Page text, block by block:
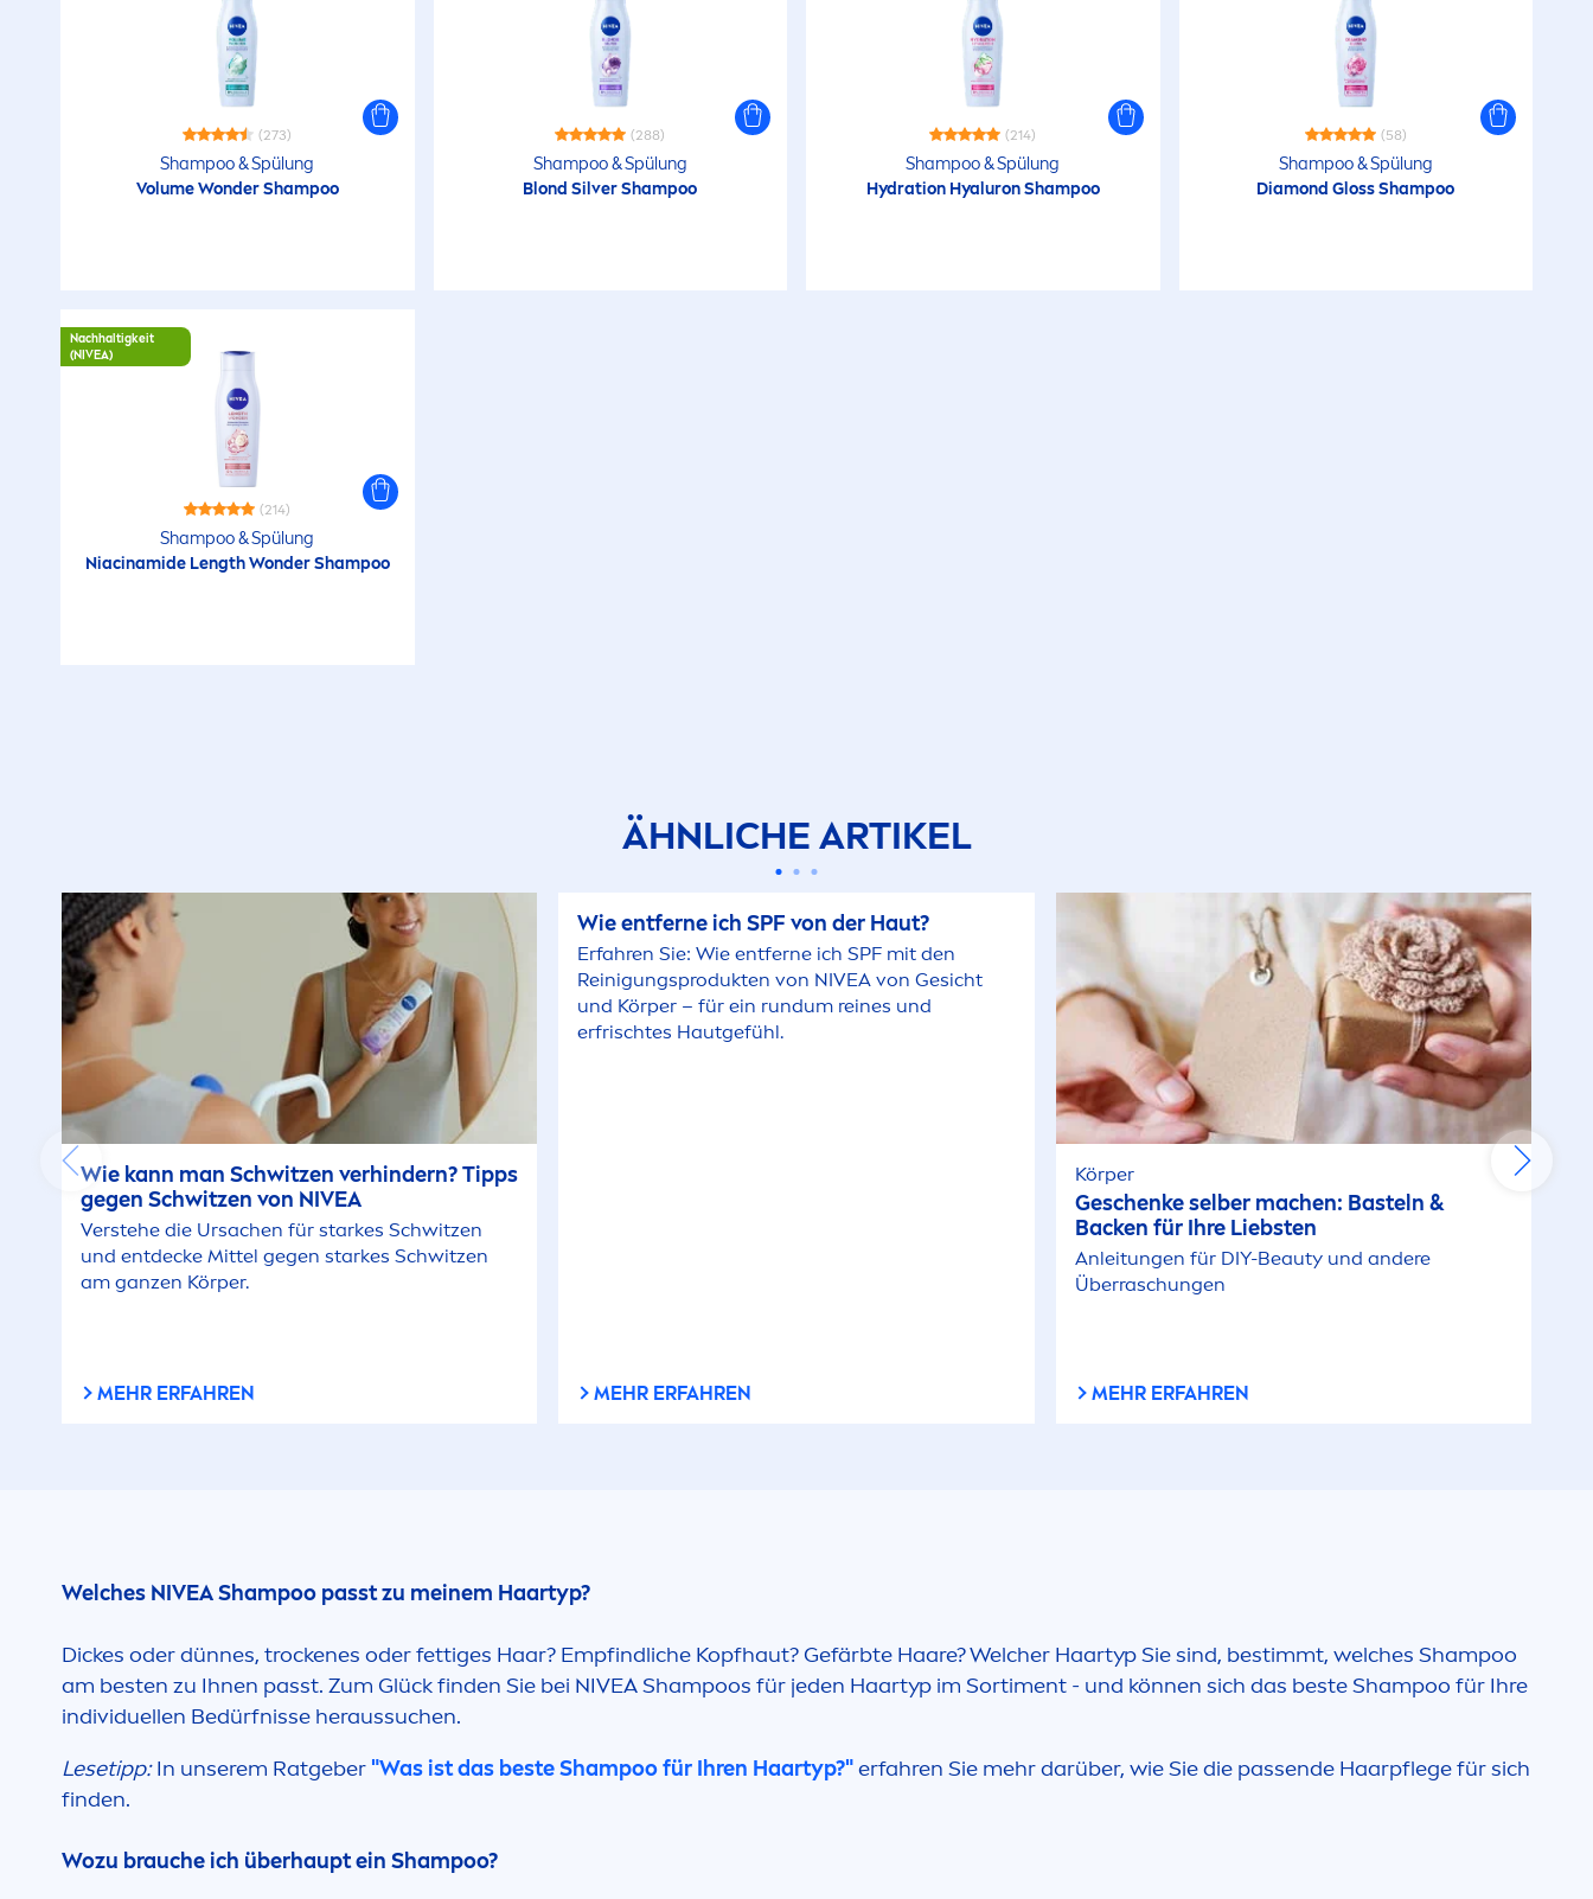
(273)
Shampoo & Spülung
Volume Wonder Shampoo
(288)
Shampoo & Spülung
Blond Silver Shampoo
(214)
Shampoo & Spülung
Hydration HyaluronShampoo
(58)
Shampoo & Spülung
Diamond Gloss Shampoo
Nachhaltigkeit
(NIVEA)
(214)
Shampoo & Spülung
Niacinamide Length Wonder Shampoo
ÄHNLICHE ARTIKEL
Wie kann man Schwitzen verhindern? Tipps
gegen Schwitzen von NIVEA
Verstehe die Ursachen für starkes Schwitzen
und entdecke Mittel gegen starkes Schwitzen
am ganzen Körper.
MEHR ERFAHREN
Wie entferne ich SPF von der Haut?
Erfahren Sie: Wie entferne ich SPF mit den
Reinigungsprodukten von NIVEA von Gesicht
und Körper – für ein rundum reines und
erfrischtes Hautgefühl.
MEHR ERFAHREN
Körper
Geschenke selber machen: Basteln &
Backen für Ihre Liebsten
Anleitungen für DIY-Beautyund andere
Überraschungen
MEHR ERFAHREN
Welches NIVEAShampoo passt zu meinem Haartyp?
Dickes oder dünnes, trockenes oder fettiges Haar? Empfindliche Kopfhaut? Gefärbte Haare? Welcher Haartyp Sie sind, bestimmt, welches Shampoo
am besten zu Ihnen passt. Zum Glück finden Sie bei NIVEAShampoos für jeden Haartyp im Sortiment - und können sich das beste Shampoo für Ihre
individuellen Bedürfnisse heraussuchen.
Lesetipp:In unserem Ratgeber "Was ist das beste Shampoo für Ihren Haartyp?"erfahren Sie mehr darüber, wie Sie die passende Haarpflege für sich
finden.
Wozu brauche ich überhaupt ein Shampoo?